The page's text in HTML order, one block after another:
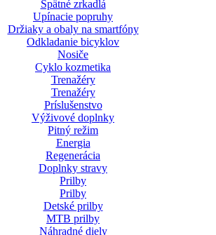
Spätné zrkadlá
Upínacie popruhy
Držiaky a obaly na smartfóny
Odkladanie bicyklov
Nosiče
Cyklo kozmetika
Trenažéry
Trenažéry
Príslušenstvo
Výživové doplnky
Pitný režim
Energia
Regenerácia
Doplnky stravy
Prilby
Prilby
Detské prilby
MTB prilby
Náhradné diely